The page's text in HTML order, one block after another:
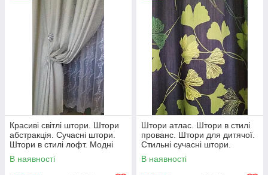
Красиві світлі штори. Штори
абстракція. Сучасні штори.
Штори в стилі лофт. Модні
штори. Штори Туреччина
В наявності
Штори атлас. Штори в стилі
прованс. Штори для дитячої.
Стильні сучасні штори.
В наявності